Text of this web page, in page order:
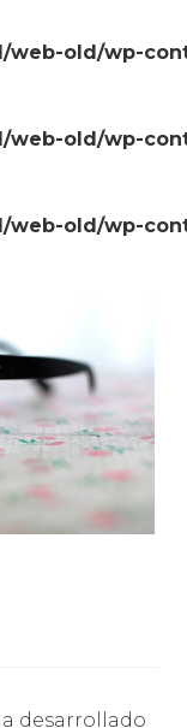
web-old/wp-
web-old/wp-
web-old/wp-